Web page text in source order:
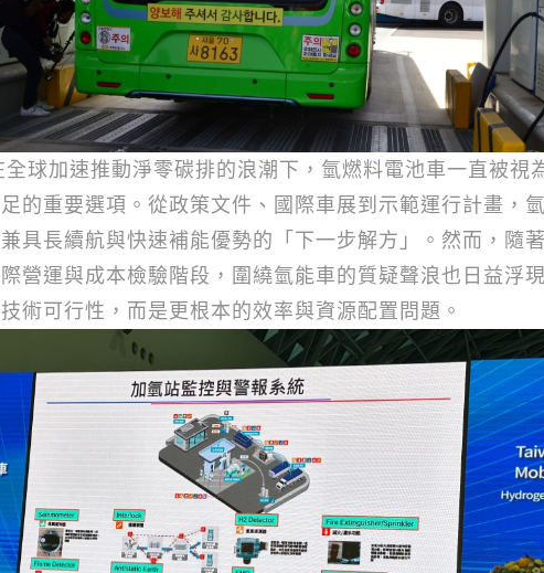
全球加速推動淨零碳排的浪潮下，氫燃料電池車一直被視
的重要選項。從政策文件、國際車展到示範運行計畫，
具長續航與快速補能優勢的「下一步解方」。然而，隨
營運與成本檢驗階段，圍繞氫能車的質疑聲浪也日益浮
術可行性，而是更根本的效率與資源配置問題。
小客車
小客車